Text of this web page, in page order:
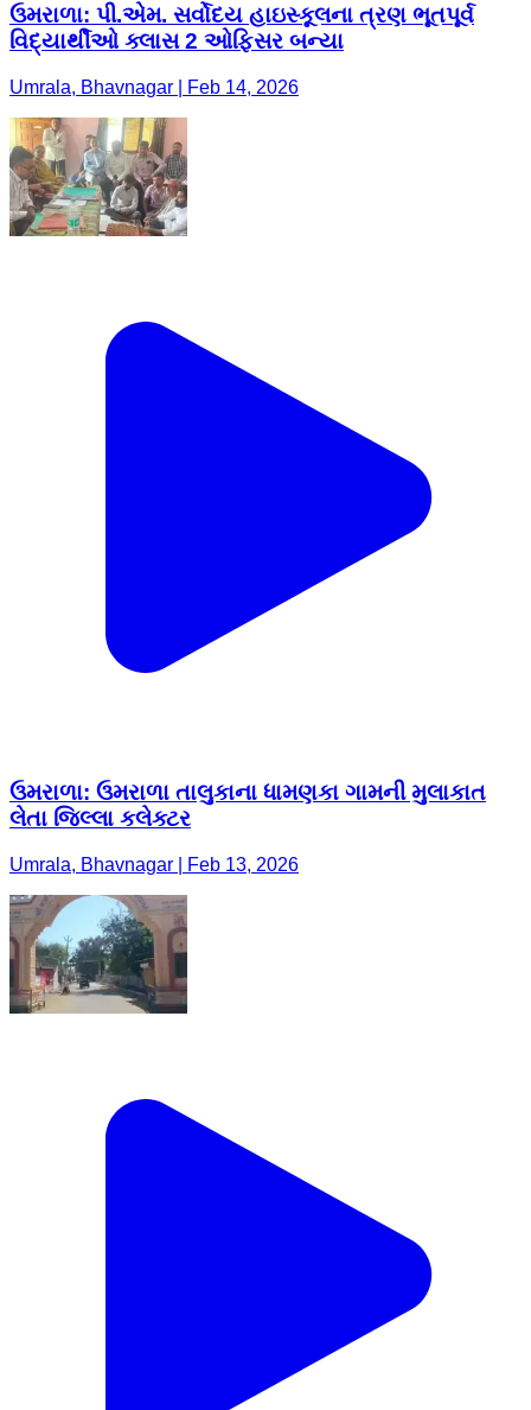
ઉમરાળા: પી.એમ. સર્વોદય હાઇસ્કૂલના ત્રણ ભૂતપૂર્વ
વિદ્યાર્થીઓ ક્લાસ 2 ઓફિસર બન્યા
Umrala, Bhavnagar | Feb 14, 2026
ઉમરાળા: ઉમરાળા તાલુકાના ધામણકા ગામની મુલાકાત
લેતા જિલ્લા કલેક્ટર
Umrala, Bhavnagar | Feb 13, 2026